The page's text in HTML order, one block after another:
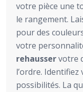
votre pièce une
le rangement.
pour des
votre
rehausservotre
l’ordre.
possibilités. La